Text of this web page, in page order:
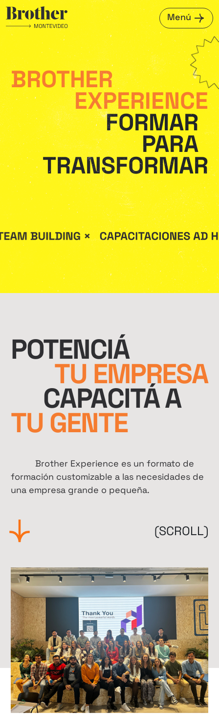
Menú
BROTHER
EXPERIENCE
FORMAR
PARA
TRANSFORMAR
Brother Experience es un formato de
formación customizable a las necesidades de
una empresa grande o pequeña.
POTENCIÁ
TU EMPRESA
CAPACITÁ A
TU GENTE
(SCROLL)